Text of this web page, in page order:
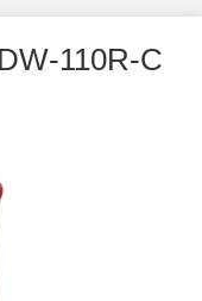
110R-C